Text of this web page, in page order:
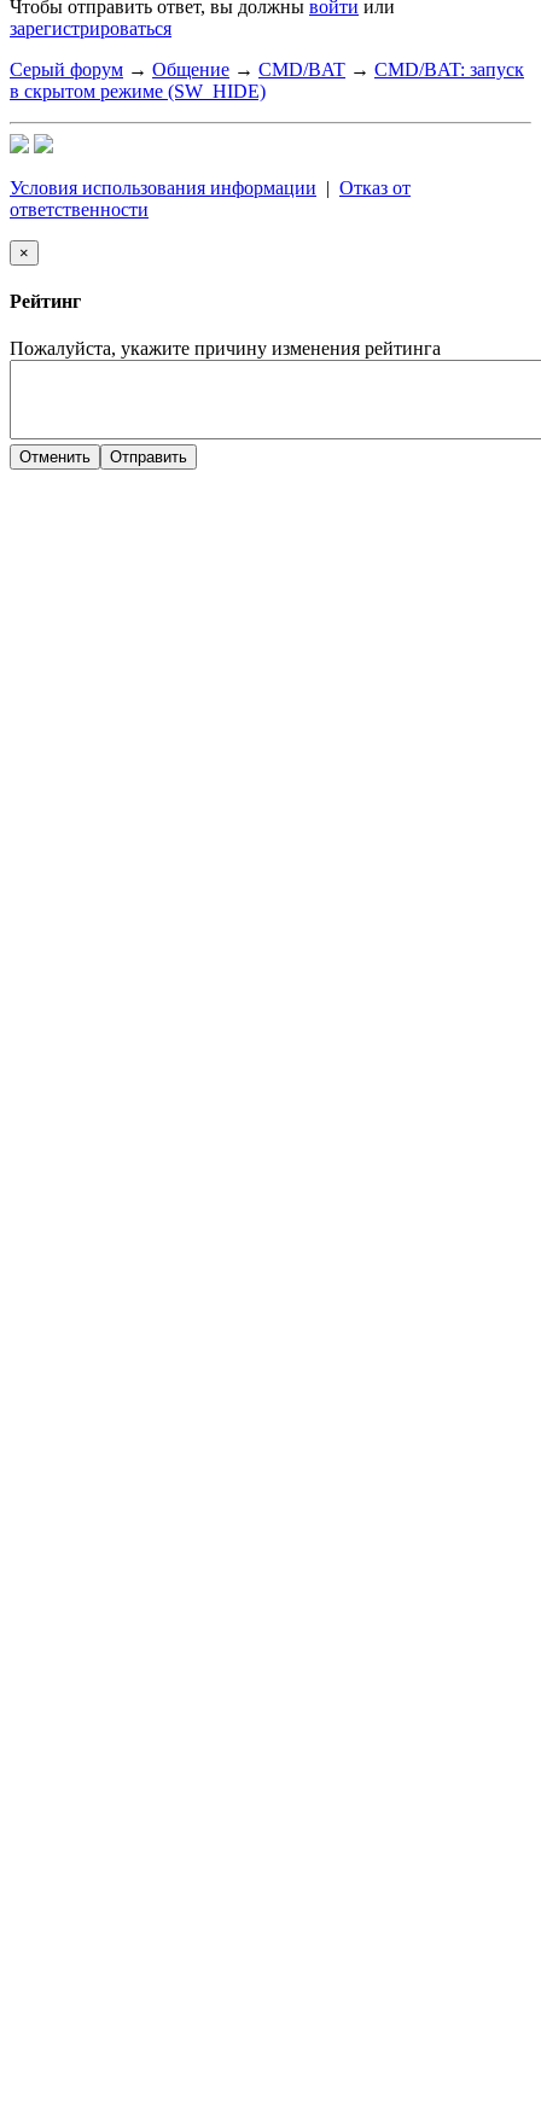
Чтобы отправить ответ, вы должны войти или
зарегистрироваться
Серый форум → Общение → CMD/BAT → CMD/BAT: запуск
в скрытом режиме (SW_HIDE)
Условия использования информации | Отказ от
ответственности
×
Рейтинг
Пожалуйста, укажите причину изменения рейтинга
Отменить Отправить